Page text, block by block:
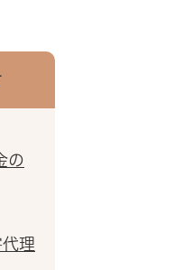
の
理